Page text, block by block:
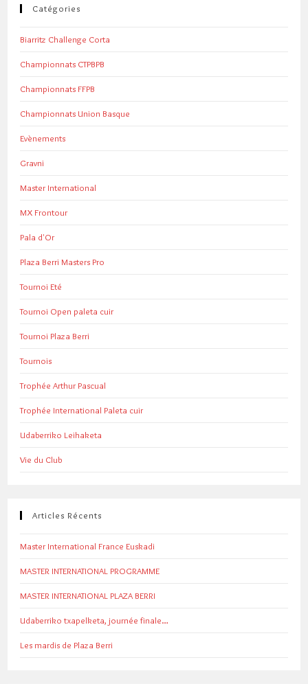
Catégories
Biarritz Challenge Corta
Championnats CTPBPB
Championnats FFPB
Championnats Union Basque
Evènements
Gravni
Master International
MX Frontour
Pala d'Or
Plaza Berri Masters Pro
Tournoi Eté
Tournoi Open paleta cuir
Tournoi Plaza Berri
Tournois
Trophée Arthur Pascual
Trophée International Paleta cuir
Udaberriko Leihaketa
Vie du Club
Articles Récents
Master International France Euskadi
MASTER INTERNATIONAL PROGRAMME
MASTER INTERNATIONAL PLAZA BERRI
Udaberriko txapelketa, journée finale…
Les mardis de Plaza Berri